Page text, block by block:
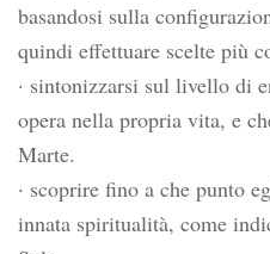
basandosi sulla
quindi effettuare scelte più
· sintonizzarsi sul livello di
opera nella propria vita, e
Marte.
· scoprire fino a che punto
innata spiritualità, come